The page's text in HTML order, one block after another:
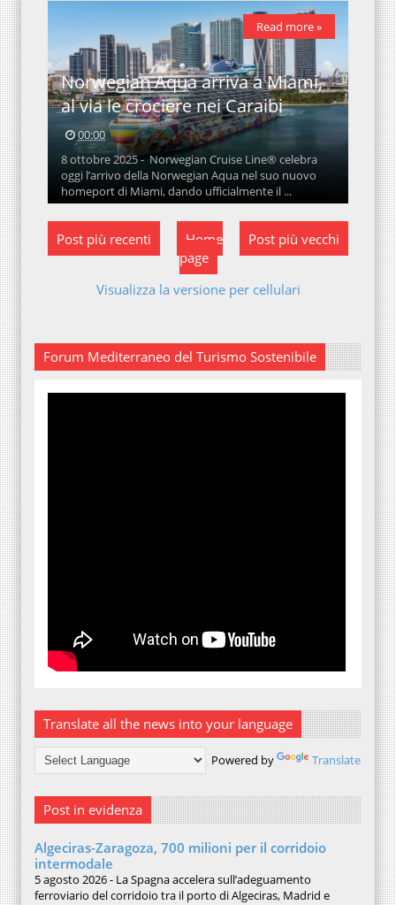
Norwegian Aqua arriva a Miami,
al via le crociere nei Caraibi
00:00
8 ottobre 2025 - Norwegian Cruise Line® celebra
oggi l’arrivo della Norwegian Aqua nel suo nuovo
homeport di Miami, dando ufficialmente il ...
Read more »
Post più recenti Post più vecchi
Home
page
Visualizza la versione per cellulari
Forum Mediterraneo del Turismo Sostenibile
Translate all the news into your language
Powered by Translate
Post in evidenza
Algeciras-Zaragoza, 700 milioni per il corridoio
intermodale
5 agosto 2026 - La Spagna accelera sull’adeguamento
ferroviario del corridoio tra il porto di Algeciras, Madrid e